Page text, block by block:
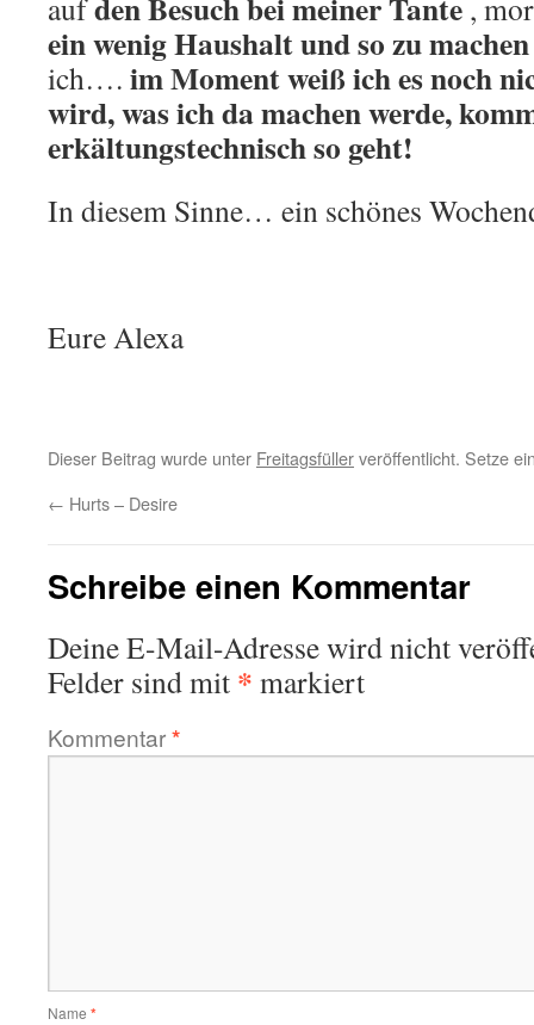
auf
,
ein wenig Haushalt und so zu machen
ich…. im Moment weiß ich es noch
wird, was ich da machen werde,
erkältungstechnisch so geht!
In diesem Sinne… ein schönes
Eure Alexa
Dieser Beitrag wurde unter Freitagsfüllerveröffentlicht. Setze
← Hurts – Desire
Schreibe einen Kommentar
Deine E-Mail-Adresse wird nicht
Felder sind mit * markiert
Kommentar*
Name *